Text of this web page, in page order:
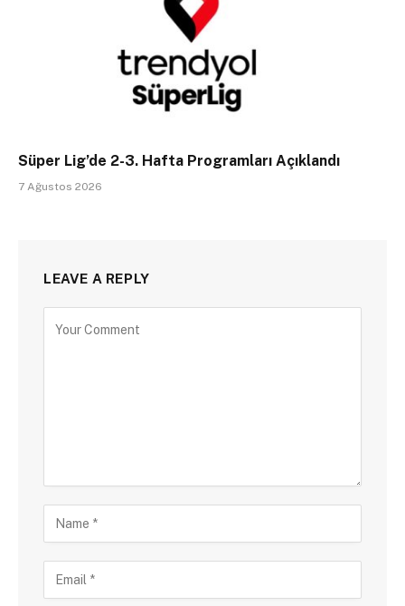
Süper Lig’de 2-3. Hafta Programları Açıklandı
7 Ağustos 2026
LEAVE A REPLY